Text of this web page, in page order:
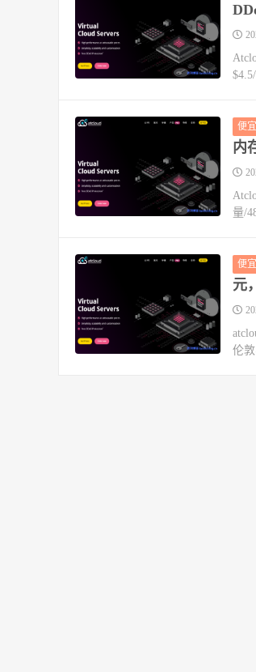
便
内
量/
便
元
伦